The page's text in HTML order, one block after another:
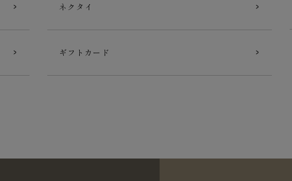
ネクタイ
ギフトカード